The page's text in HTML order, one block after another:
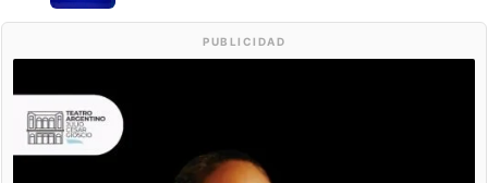
PUBLICIDAD